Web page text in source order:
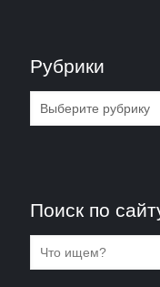
Рубрики
Рубрики
Поиск по